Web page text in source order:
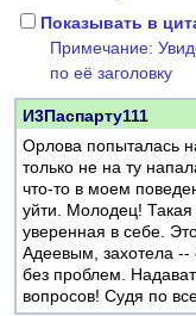
Показывать в
Примечание:
по её заголовку
И3Паспарту111
Орлова попыталась
только не на ту
что-то в моем
уйти. Молодец!
уверенная в себе.
Адеевым, захотела --
без проблем.
вопросов! Судя по